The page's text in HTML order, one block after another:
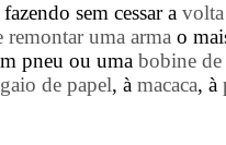
sem cessar a volta
remontar uma arma o
pneu ou uma bobine
de papel, à macaca, à